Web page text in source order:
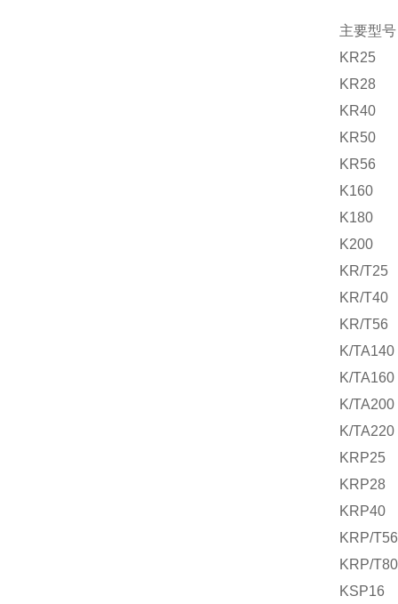
主要型
KR25
KR28
KR40
KR50
KR56
K160
K180
K200
KR/T25
KR/T40
KR/T56
K/TA140
K/TA160
K/TA200
K/TA220
KRP25
KRP28
KRP40
KRP/T56
KRP/T80
KSP16